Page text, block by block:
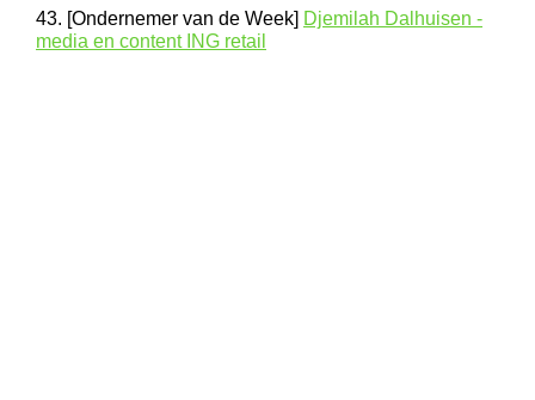
43. [Ondernemer van de Week] Djemilah Dalhuisen -
media en content ING retail